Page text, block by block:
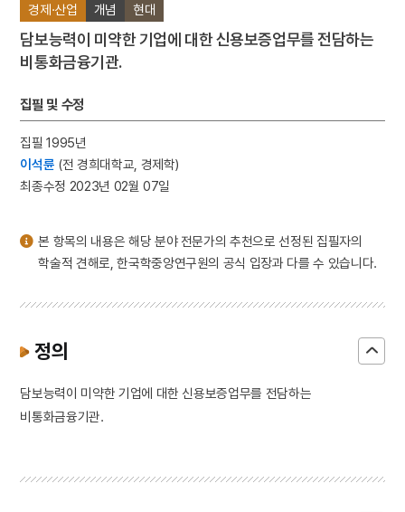
세조
8
송하인물도
9
안상
1 금성대군
2
3 금강산
5 외삼촌
6 동학운동
경제·산업 개념 현대
담보능력이 미약한 기업에 대한 신용보증업무를 전담하는
비통화금융기관.
집필 및 수정
집필 1995년
이석륜 (전 경희대학교, 경제학)
최종수정 2023년 02월 07일
본 항목의 내용은 해당 분야 전문가의 추천으로 선정된 집필자의
학술적 견해로, 한국학중앙연구원의 공식 입장과 다를 수 있습니다.
정의
담보능력이 미약한 기업에 대한 신용보증업무를 전담하는
비통화금융기관.